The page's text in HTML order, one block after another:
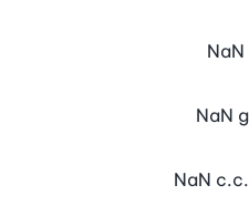
NaN
NaN g
NaN c.c.